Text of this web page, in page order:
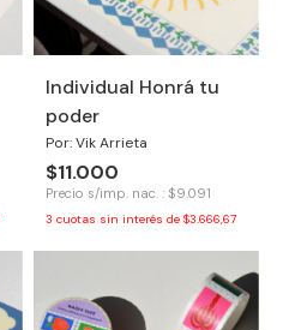
Individual Honrá tu
poder
Por: Vik Arrieta
$11.000
Precio s/imp. nac. : $9.091
3 cuotas sin interés de $3.666,67